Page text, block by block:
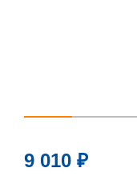
9 010 ₽